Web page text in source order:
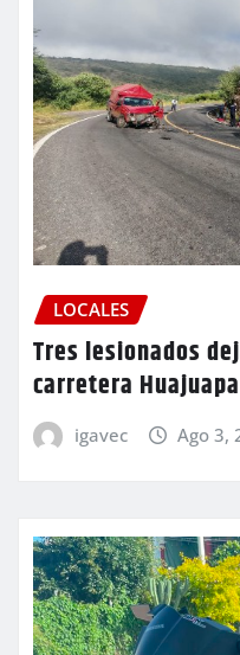
LOCALES
Tres lesionados
carretera
igavec Ago 3,